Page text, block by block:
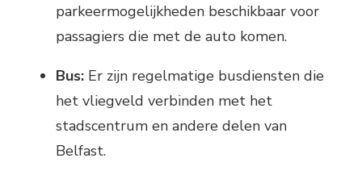
parkeermogelijkheden beschikbaar voor
passagiers die met de auto komen.
Bus: Er zijn regelmatige busdiensten die
het vliegveld verbinden met het
stadscentrum en andere delen van
Belfast.